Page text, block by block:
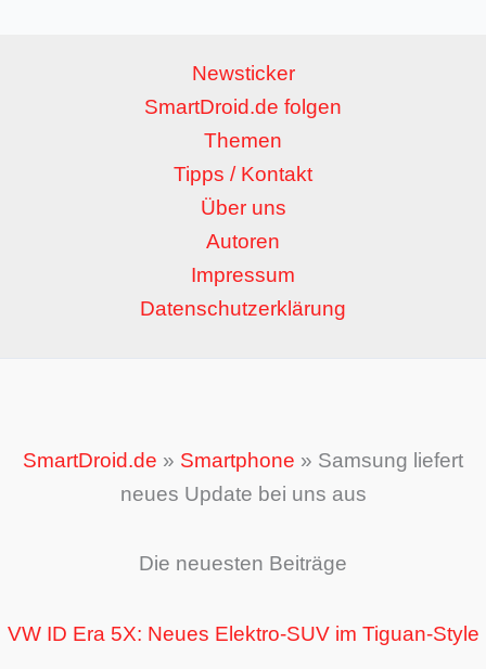
Newsticker
SmartDroid.de folgen
Themen
Tipps / Kontakt
Über uns
Autoren
Impressum
Datenschutzerklärung
SmartDroid.de » Smartphone » Samsung liefert
neues Update bei uns aus
Die neuesten Beiträge
VW ID Era 5X: Neues Elektro-SUV im Tiguan-Style